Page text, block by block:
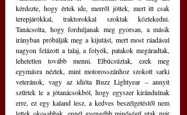
kérdezte, hogy értek ide, merről jöttek, mert itt csak
terepjárókkal, traktorokkal szoktak közlekedni.
Tanácsolta, hogy forduljanak meg gyorsan, a másik
irányban próbálják meg a kijutást, mert most ráadásul
nagyon felázott a talaj, a folyók, patakok megáradtak,
lehetetlen tovább menni. Elbúcsúztak, ezek meg
egymásra néztek, mint motorosszánhoz szokott sarki
veteránok, vagy az idióta Buzz Lightyear – annyit
szűrtek le a jótanácsokból, hogy egyszer kirándulnak
erre, ez egy kaland lesz, a kedves beszélgetéstől nem
lettek okosabbak, ennél gyengébb minőségű utak már